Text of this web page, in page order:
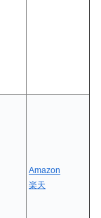
Amazon
楽天